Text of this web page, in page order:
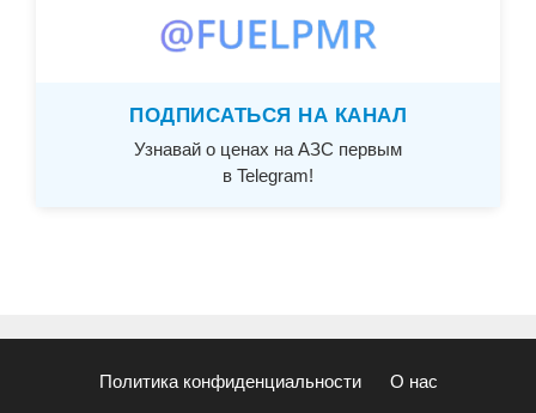
ПОДПИСАТЬСЯ НА КАНАЛ
Узнавай о ценах на АЗС первым
в Telegram!
Политика конфиденциальности О нас